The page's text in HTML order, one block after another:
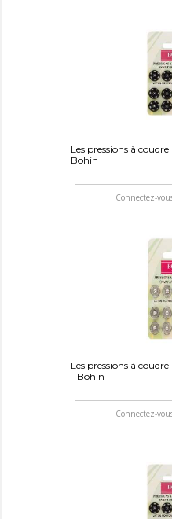
Les pressions à
Bohin
Connectez-
Les pressions à
- Bohin
Connectez-